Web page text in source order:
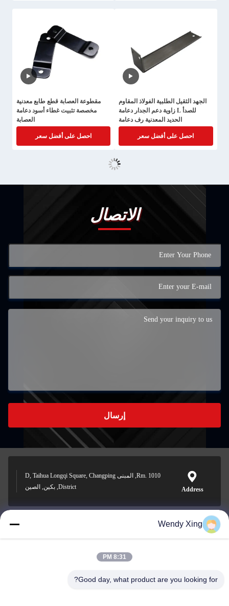
الجهد الثقيل الطلبية الفولاذ المقاوم
للصدأ L زاوية دعم الجدار دعامة
الحديد المعدنية رف دعامة
احصل على أفضل سعر
مقطوعة العصابة قطع طابع معدنية
مخصصة تثبيت غطاء أسود دعامة
العصابة
احصل على أفضل سعر
الاتصال
إرسال
Address
Rm. 1010, المبنى D, Taihua Longqi Square, Changping
District, بكين, الصين
jesingd@vip.sina.com
Wendy Xing
8:31 PM
Good day, what product are you looking for?